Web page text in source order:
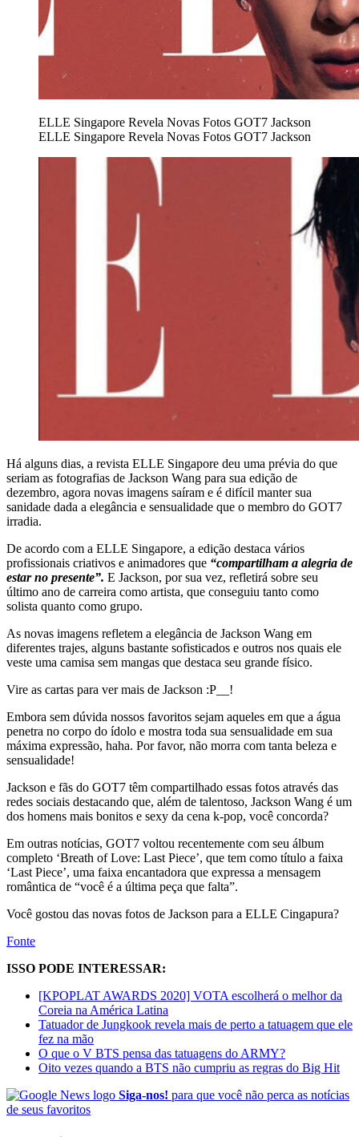
ELLE Singapore Revela Novas Fotos GOT7 Jackson
ELLE Singapore Revela Novas Fotos GOT7 Jackson
Há alguns dias, a revista ELLE Singapore deu uma prévia do que
seriam as fotografias de Jackson Wang para sua edição de
dezembro, agora novas imagens saíram e é difícil manter sua
sanidade dada a elegância e sensualidade que o membro do GOT7
irradia.
De acordo com a ELLE Singapore, a edição destaca vários
profissionais criativos e animadores que “compartilham a alegria de
estar no presente”. E Jackson, por sua vez, refletirá sobre seu
último ano de carreira como artista, que conseguiu tanto como
solista quanto como grupo.
As novas imagens refletem a elegância de Jackson Wang em
diferentes trajes, alguns bastante sofisticados e outros nos quais ele
veste uma camisa sem mangas que destaca seu grande físico.
Vire as cartas para ver mais de Jackson :P__!
Embora sem dúvida nossos favoritos sejam aqueles em que a água
penetra no corpo do ídolo e mostra toda sua sensualidade em sua
máxima expressão, haha. Por favor, não morra com tanta beleza e
sensualidade!
Jackson e fãs do GOT7 têm compartilhado essas fotos através das
redes sociais destacando que, além de talentoso, Jackson Wang é um
dos homens mais bonitos e sexy da cena k-pop, você concorda?
Em outras notícias, GOT7 voltou recentemente com seu álbum
completo ‘Breath of Love: Last Piece’, que tem como título a faixa
‘Last Piece’, uma faixa encantadora que expressa a mensagem
romântica de “você é a última peça que falta”.
Você gostou das novas fotos de Jackson para a ELLE Cingapura?
Fonte
ISSO PODE INTERESSAR:
[KPOPLAT AWARDS 2020] VOTA escolherá o melhor da
Coreia na América Latina
Tatuador de Jungkook revela mais de perto a tatuagem que ele
fez na mão
O que o V BTS pensa das tatuagens do ARMY?
Oito vezes quando a BTS não cumpriu as regras do Big Hit
Siga-nos! para que você não perca as notícias
de seus favoritos